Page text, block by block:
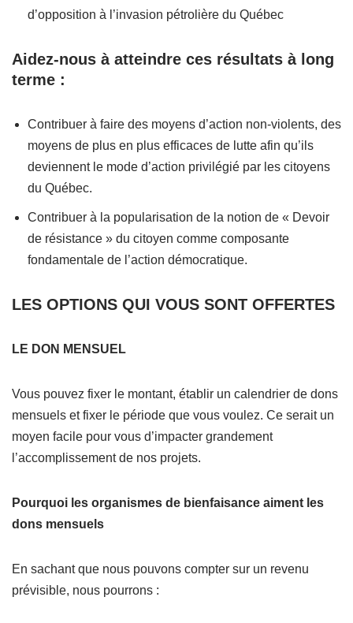
d’opposition à l’invasion pétrolière du Québec
Aidez-nous à atteindre ces résultats à long
terme :
Contribuer à faire des moyens d’action non-violents, des
moyens de plus en plus efficaces de lutte afin qu’ils
deviennent le mode d’action privilégié par les citoyens
du Québec.
Contribuer à la popularisation de la notion de « Devoir
de résistance » du citoyen comme composante
fondamentale de l’action démocratique.
LES OPTIONS QUI VOUS SONT OFFERTES
LE DON MENSUEL
Vous pouvez fixer le montant, établir un calendrier de dons
mensuels et fixer le période que vous voulez. Ce serait un
moyen facile pour vous d’impacter grandement
l’accomplissement de nos projets.
Pourquoi les organismes de bienfaisance aiment les
dons mensuels
En sachant que nous pouvons compter sur un revenu
prévisible, nous pourrons :